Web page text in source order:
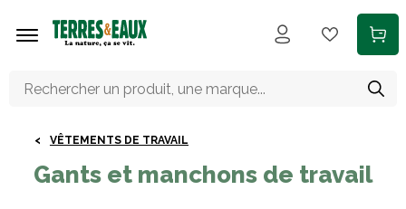
VÊTEMENTS DE TRAVAIL
Gants et manchons de travail